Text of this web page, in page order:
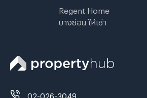
Regent Home
บางซ่อน ให้เช่า
02-026-3049